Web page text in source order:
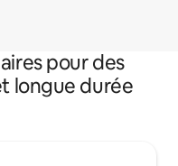
pour des
longue durée